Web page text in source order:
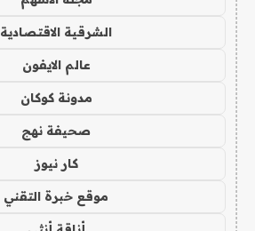
الشرقية الاقتصادية
عالم الايفون
مدونة كوكان
صحيفة نهج
كار نيوز
موقع خبرة التقني